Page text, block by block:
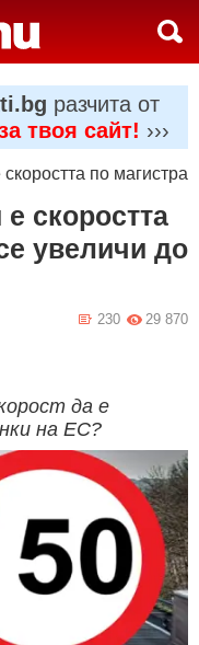
разчита от
твоя сайт! ›››
по
скоростта
увеличи до
29 870
230
да е
на ЕС?